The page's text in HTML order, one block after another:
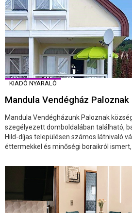
KIADÓ NYARALÓ
Mandula Vendégház Paloznak
Mandula Vendégházunk Paloznak
szegélyezett domboldalában található,
Hild-díjas településen számos látnivaló
éttermekkel és minőségi boraikról ismert,